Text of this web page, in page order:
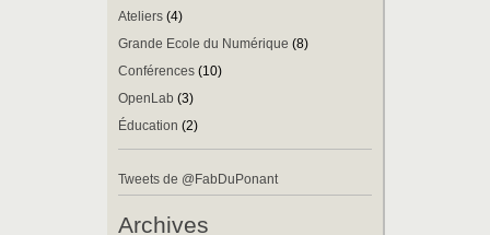
Ateliers (4)
Grande Ecole du Numérique (8)
Conférences (10)
OpenLab (3)
Éducation (2)
Tweets de @FabDuPonant
Archives